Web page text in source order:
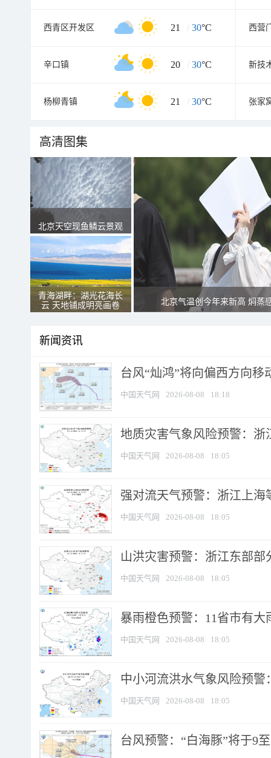
西青区开发区 21 / 30°C 西营
辛口镇 20 / 30°C 新技
杨柳青镇 21 / 30°C 张家
高清图集
北京天空现鱼鳞云景观
青海湖畔：湖光花海长
云 天地铺成明亮画卷
北京气温创今年来新高 焖蒸
新闻资讯
台风“灿鸿”将向偏西方向移
中国天气网 2026-08-08 18:18
地质灾害气象风险预警：
中国天气网 2026-08-08 18:05
强对流天气预警：浙江上海
中国天气网 2026-08-08 18:05
山洪灾害预警：浙江东部
中国天气网 2026-08-08 18:05
暴雨橙色预警：11省市有
中国天气网 2026-08-08 18:05
中小河流洪水气象风险预
中国天气网 2026-08-08 18:05
台风预警：“白海豚”将于9